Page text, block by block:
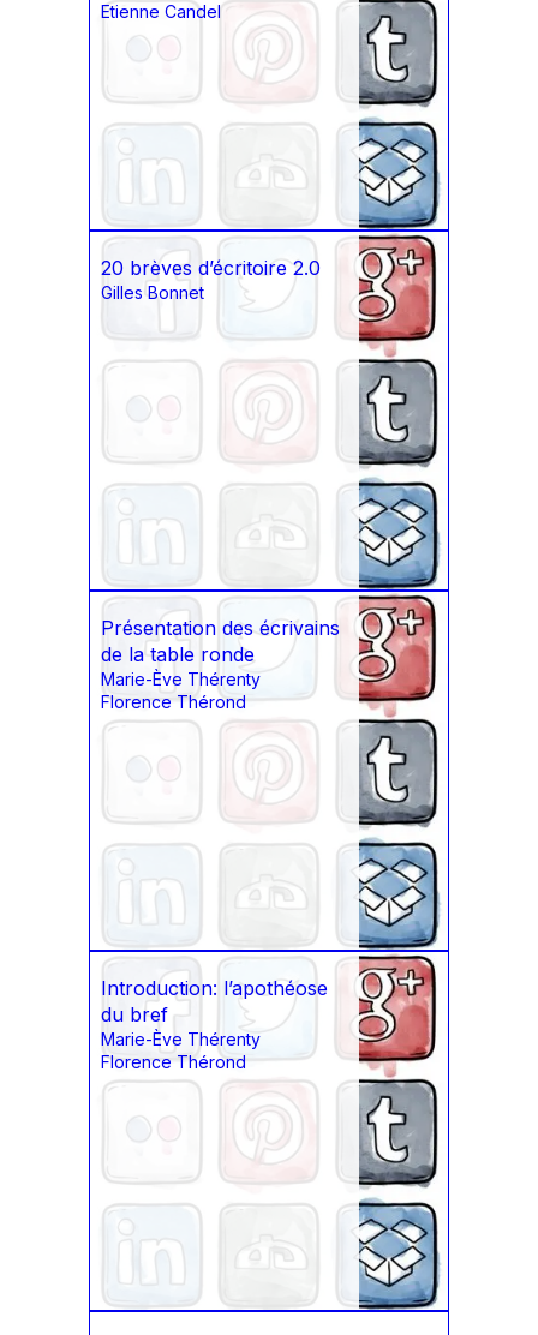
Etienne Candel
20 brèves d’écritoire 2.0
Gilles Bonnet
Présentation des écrivains
de la table ronde
Marie-Ève Thérenty
Florence Thérond
Introduction: l’apothéose
du bref
Marie-Ève Thérenty
Florence Thérond